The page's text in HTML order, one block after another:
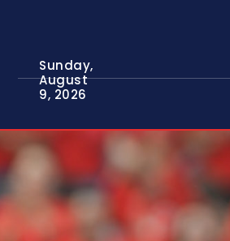
Sunday,
August
9, 2026